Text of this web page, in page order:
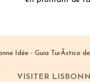
Idée - Guia TurÃ­stico
VISITER